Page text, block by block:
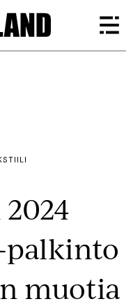
palkinto
muotia